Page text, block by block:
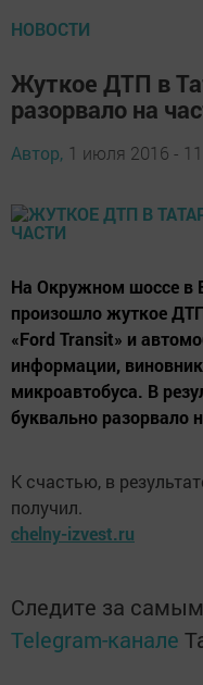
НОВОСТИ
Жуткое ДТП в
разорвало на
Автор, 1 июля 2016 -
На Окружном шоссе в
произошло жуткое
«Ford Transit» и
информации,
микроавтобуса. В
буквально разорвало
К счастью, в
получил.
chelny-izvest.ru
Следите за
Telegram-канале